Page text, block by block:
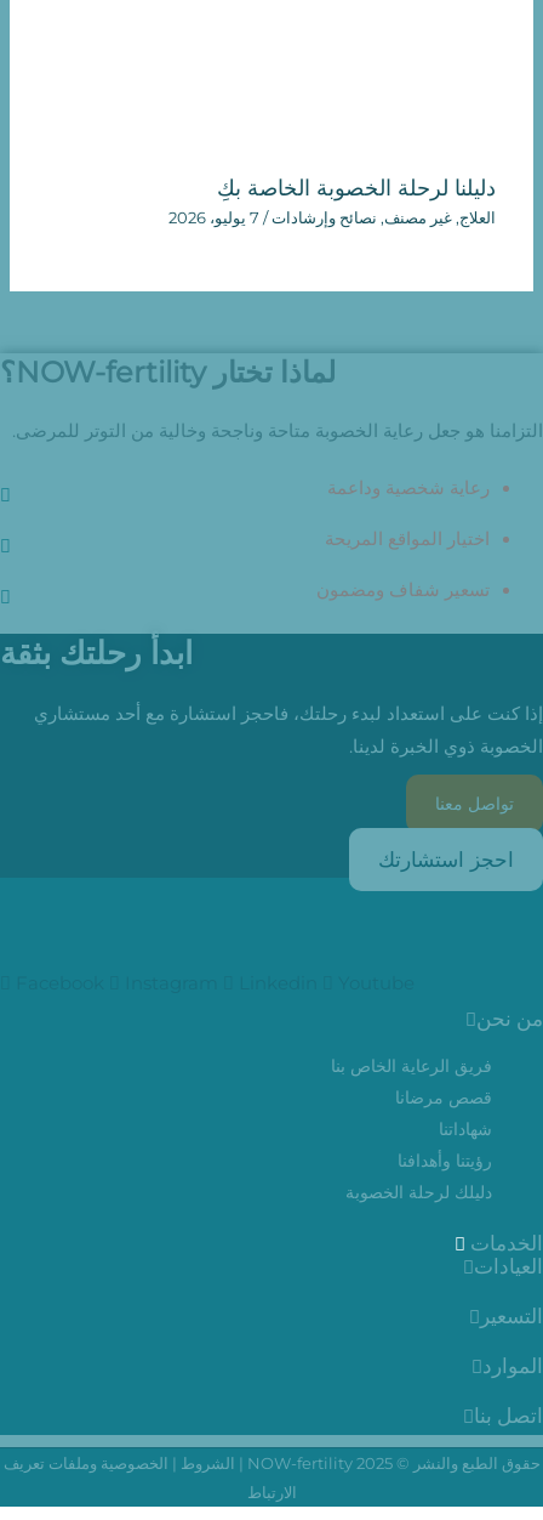
دليلنا لرحلة الخصوبة الخاصة بكِ
العلاج,غير مصنف, نصائح وإرشادات/ 7 يوليو، 2026
لماذا تختار NOW-fertility؟
التزامنا هو جعل رعاية الخصوبة متاحة وناجحة وخالية من التوتر للمرضى.
رعاية شخصية وداعمة
اختيار المواقع المريحة
تسعير شفاف ومضمون
ابدأ رحلتك بثقة
إذا كنت على استعداد لبدء رحلتك، فاحجز استشارة مع أحد مستشاري
الخصوبة ذوي الخبرة لدينا.
تواصل معنا
احجز استشارتك
من نحن
فريق الرعاية الخاص بنا
قصص مرضانا
شهاداتنا
رؤيتنا وأهدافنا
دليلك لرحلة الخصوبة
الخدمات
العيادات
التسعير
الموارد
اتصل بنا
حقوق الطبع والنشر © 2025 NOW-fertility | الشروط | الخصوصية وملفات تعريف
الارتباط